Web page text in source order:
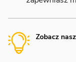
Zobacz